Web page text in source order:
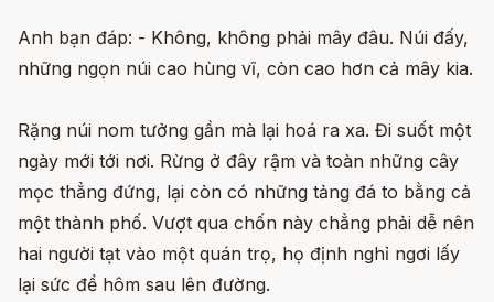
Anh bạn đáp: - Không, không phải mây đâu. Núi đấy,
những ngọn núi cao hùng vĩ, còn cao hơn cả mây kia.
Rặng núi nom tưởng gần mà lại hoá ra xa. Đi suốt một
ngày mới tới nơi. Rừng ở đây rậm và toàn những cây
mọc thẳng đứng, lại còn có những tảng đá to bằng cả
một thành phố. Vượt qua chốn này chẳng phải dễ nên
hai người tạt vào một quán trọ, họ định nghỉ ngơi lấy
lại sức để hôm sau lên đường.